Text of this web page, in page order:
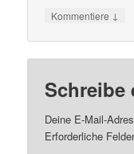
Kommentiere ↓
Schreibe
Deine E-Mail-
Erforderliche